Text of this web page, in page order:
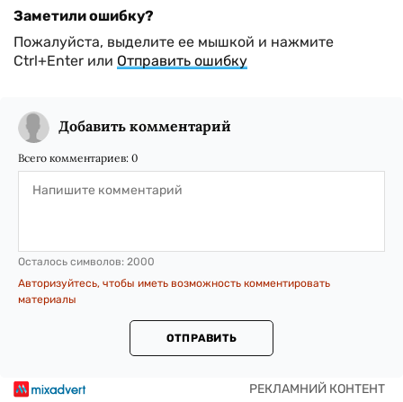
Заметили ошибку?
Пожалуйста, выделите ее мышкой и нажмите
Ctrl+Enter или Отправить ошибку
Добавить комментарий
Всего комментариев: 0
Осталось символов: 2000
Авторизуйтесь, чтобы иметь возможность комментировать
материалы
ОТПРАВИТЬ